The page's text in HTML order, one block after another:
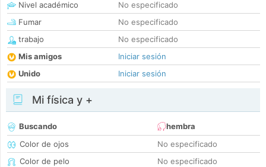
Nivel académico
No especificado
Fumar
No especificado
trabajo
No especificado
Mis amigos
Iniciar sesión
Unido
Iniciar sesión
Mi física y +
Buscando
hembra
Color de ojos
No especificado
Color de pelo
No especificado